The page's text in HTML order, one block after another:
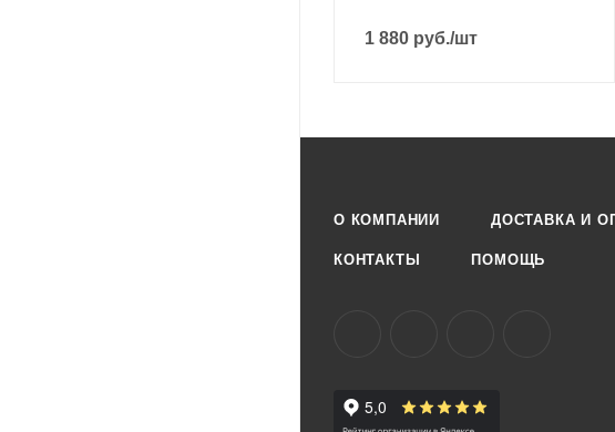
1 880 руб./шт
О КОМПАНИИ ДОСТАВКА И
КОНТАКТЫ ПОМОЩЬ